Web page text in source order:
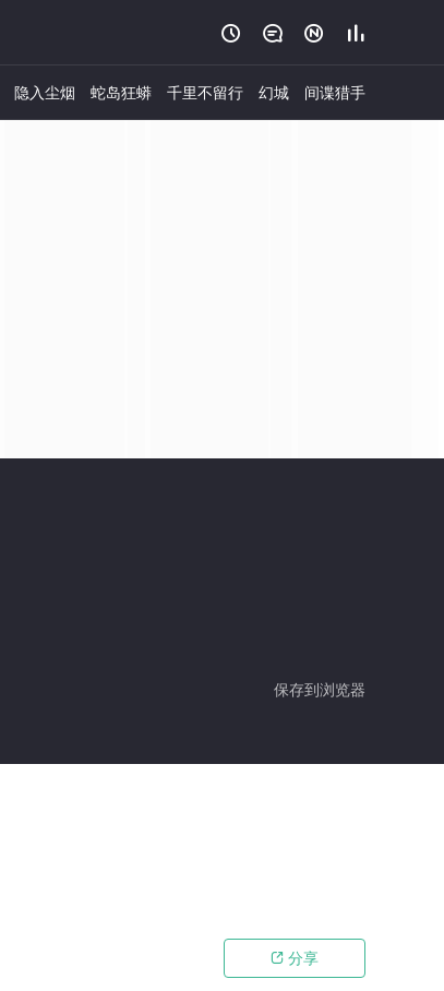
   
隐入尘烟 蛇岛狂蟒 千里不留行 幻城 间谍猎手
保存到浏览器
 分享